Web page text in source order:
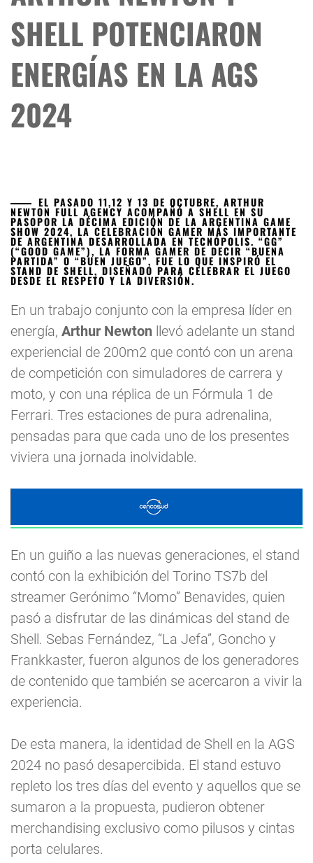
SHELL POTENCIARON
ENERGÍAS EN LA AGS
2024
EL PASADO 11,12 Y 13 DE OCTUBRE, ARTHUR
NEWTON FULL AGENCY ACOMPAÑÓ A SHELL EN SU
PASOPOR LA DÉCIMA EDICIÓN DE LA ARGENTINA GAME
SHOW 2024, LA CELEBRACIÓN GAMER MÁS IMPORTANTE
DE ARGENTINA DESARROLLADA EN TECNÓPOLIS. “GG”
(“GOOD GAME”), LA FORMA GAMER DE DECIR “BUENA
PARTIDA” O “BUEN JUEGO”, FUE LO QUE INSPIRÓ EL
STAND DE SHELL, DISEÑADO PARA CELEBRAR EL JUEGO
DESDE EL RESPETO Y LA DIVERSIÓN.
En un trabajo conjunto con la empresa líder en
energía, Arthur Newton llevó adelante un stand
experiencial de 200m2 que contó con un arena
de competición con simuladores de carrera y
moto, y con una réplica de un Fórmula 1 de
Ferrari. Tres estaciones de pura adrenalina,
pensadas para que cada uno de los presentes
viviera una jornada inolvidable.
En un guiño a las nuevas generaciones, el stand
contó con la exhibición del Torino TS7b del
streamer Gerónimo “Momo” Benavides, quien
pasó a disfrutar de las dinámicas del stand de
Shell. Sebas Fernández, “La Jefa”, Goncho y
Frankkaster, fueron algunos de los generadores
de contenido que también se acercaron a vivir la
experiencia.
De esta manera, la identidad de Shell en la AGS
2024 no pasó desapercibida. El stand estuvo
repleto los tres días del evento y aquellos que se
sumaron a la propuesta, pudieron obtener
merchandising exclusivo como pilusos y cintas
porta celulares.